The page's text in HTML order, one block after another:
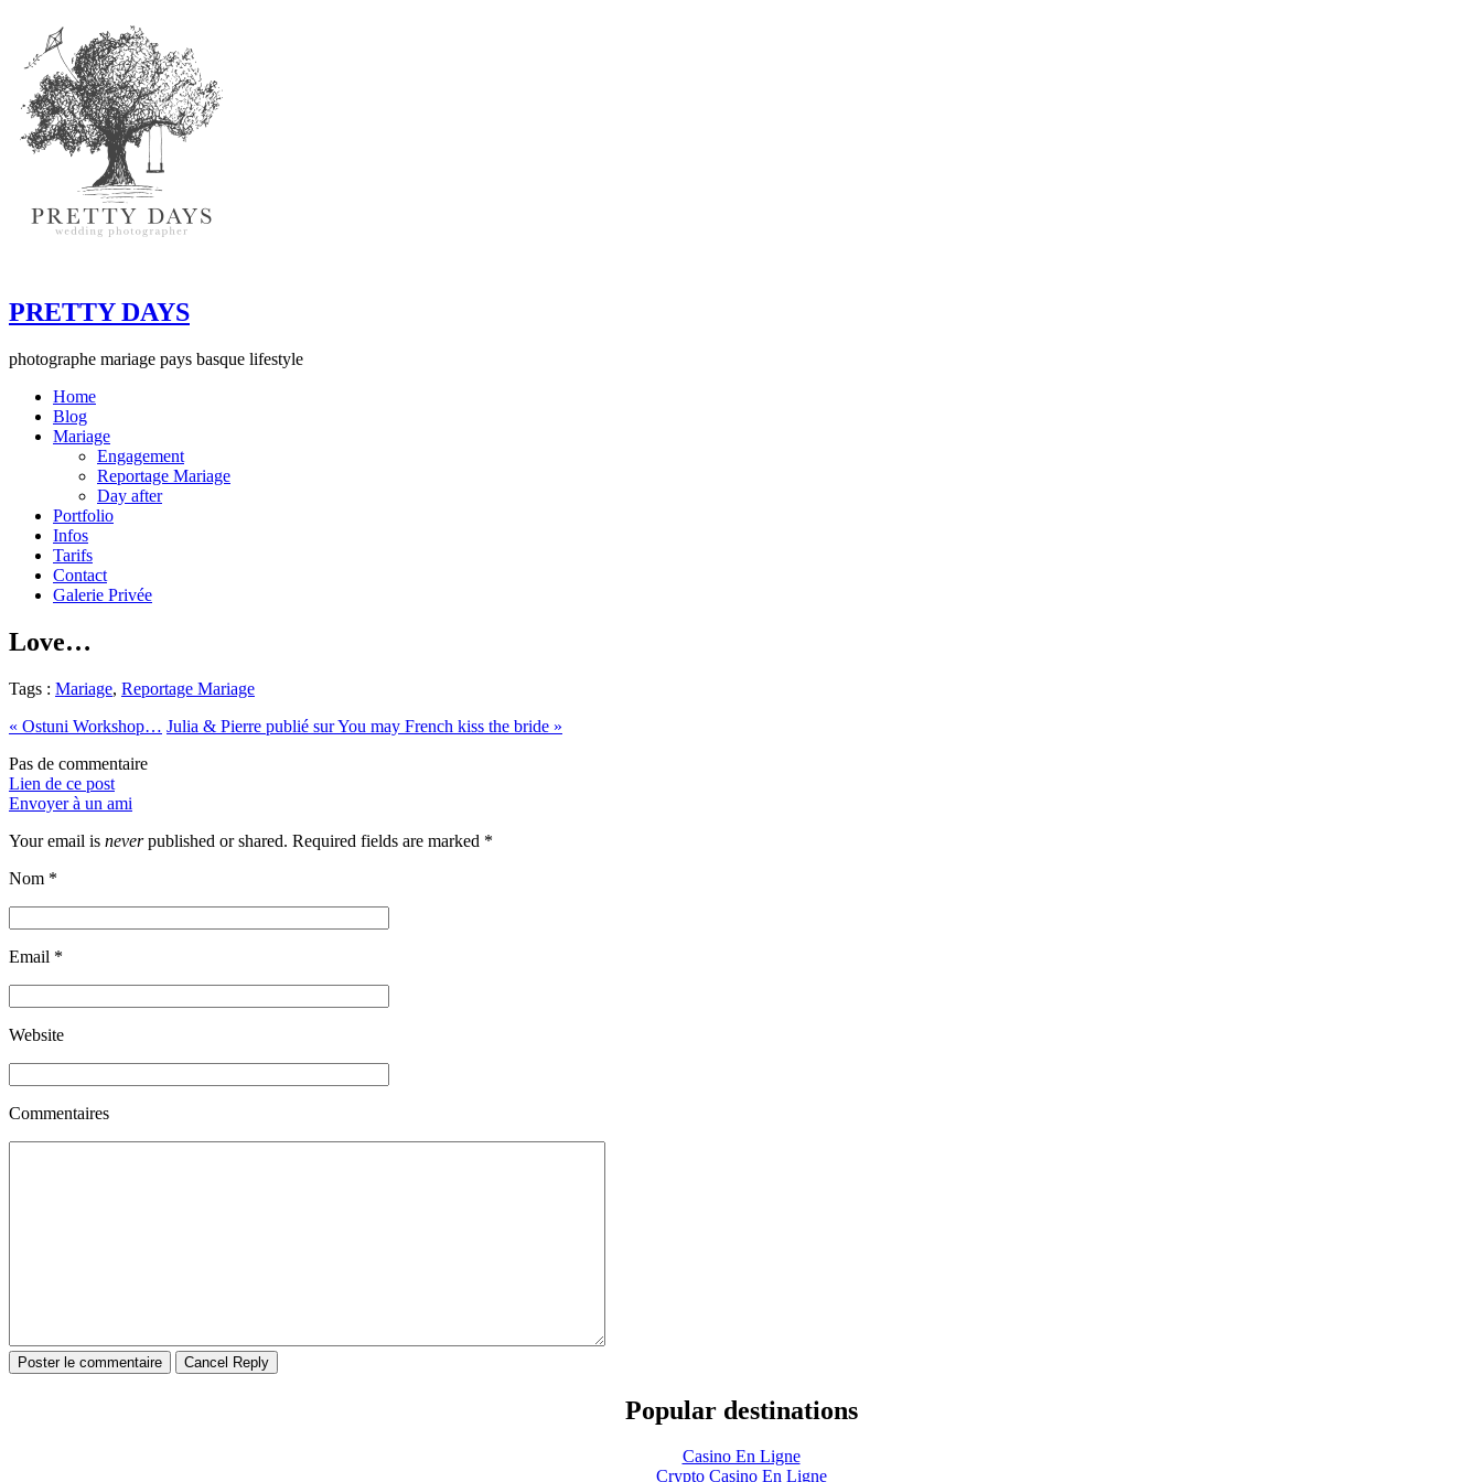
PRETTY DAYS
photographe mariage pays basque lifestyle
Home
Blog
Mariage
Engagement
Reportage Mariage
Day after
Portfolio
Infos
Tarifs
Contact
Galerie Privée
Love…
Tags : Mariage, Reportage Mariage
« Ostuni Workshop… Julia & Pierre publié sur You may French kiss the bride »
Pas de commentaire
Lien de ce post
Envoyer à un ami
Your email is neverpublished or shared. Required fields are marked *
Nom *
Email *
Website
Commentaires
Popular destinations
Casino En Ligne
Crypto Casino En Ligne